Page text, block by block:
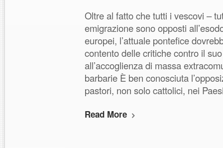
Oltre al fatto che tutti i vescovi –
emigrazione sono opposti
europei, l’attuale pontefice
contento delle critiche contro il
all’accoglienza di massa
barbarie È ben conosciuta
pastori, non solo cattolici, nei
Read More